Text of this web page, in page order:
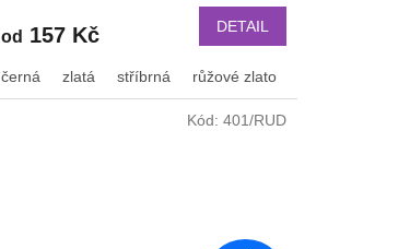
od 157 Kč DETAIL
černá zlatá stříbrná růžové zlato
Kód: 401/RUD